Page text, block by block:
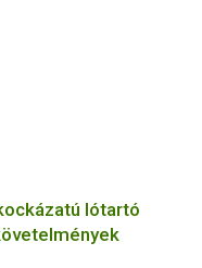
lótartó